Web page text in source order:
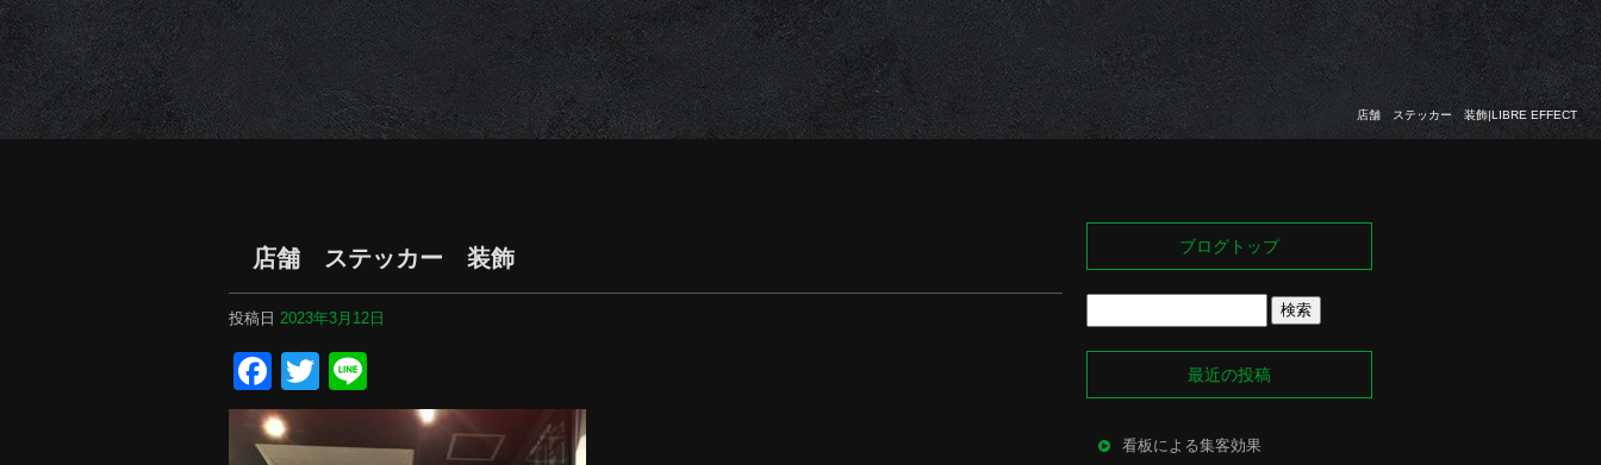
店舗 ステッカー 装飾|LIBRE EFFECT
店舗 ステッカー 装飾
投稿日 2023年3月12日
Facebook
Twitter
ブログトップ
最近の投稿
看板による集客効果